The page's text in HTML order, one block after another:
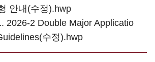
안내(수정).hwp
2026-2 Double Major Applicatio
수정).hwp